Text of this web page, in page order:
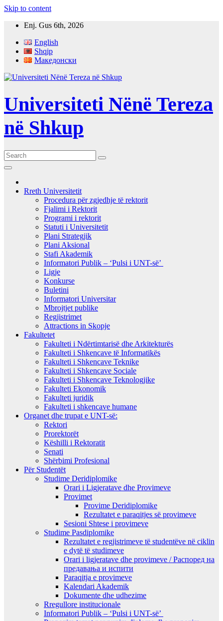
Skip to content
Enj. Gus 6th, 2026
English
Shqip
Македонски
Universiteti Nënë Tereza
në Shkup
Rreth Universitetit
Procedura për zgjedhje të rektorit
Fjalimi i Rektorit
Programi i rektorit
Statuti i Universitetit
Plani Strategjik
Plani Aksional
Stafi Akademik
Informatori Publik – ‘Pulsi i UNT-së’
Ligje
Konkurse
Buletini
Informatori Universitar
Mbrojtjet publike
Regjistrimet
Attractions in Skopje
Fakultetet
Fakulteti i Ndërtimtarisë dhe Arkitekturës
Fakulteti i Shkencave të Informatikës
Fakulteti i Shkencave Teknike
Fakulteti i Shkencave Sociale
Fakulteti i Shkencave Teknologjike
Fakulteti Ekonomik
Fakulteti juridik
Fakulteti i shkencave humane
Organet dhe trupat e UNT-së:
Rektori
Prorektorët
Këshilli i Rektoratit
Senati
Shërbimi Profesional
Për Studentët
Studime Deridiplomike
Orari i Ligjeratave dhe Provimeve
Provimet
Provime Deridiplomike
Rezultatet e paraqitjes së provimeve
Sesioni Shtese i provimeve
Studime Pasdiplomike
Rezultatet e regjistrimeve të studentëve në ciklin
e dytë të studimeve
Orari i ligjeratave dhe provimeve / Распоред на
предавањa и испити
Paraqitja e provimeve
Kalendari Akademik
Dokumente dhe udhezime
Rregullore institucionale
Informatori Publik – ‘Pulsi i UNT-së’